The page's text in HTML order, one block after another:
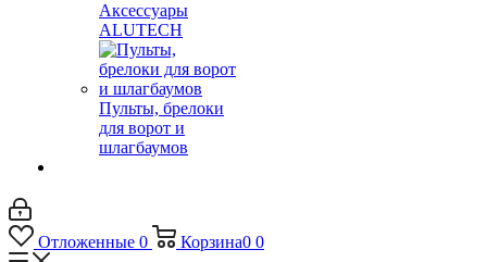
Аксессуары
ALUTECH
Пульты, брелоки
для ворот и
шлагбаумов
Отложенные 0 Корзина0 0